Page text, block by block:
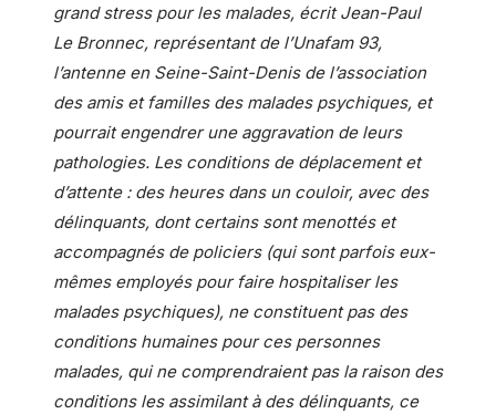
grand stress pour les malades, écrit Jean-Paul
Le Bronnec, représentant de l’Unafam 93,
l’antenne en Seine-Saint-Denis de l’association
des amis et familles des malades psychiques, et
pourrait engendrer une aggravation de leurs
pathologies. Les conditions de déplacement et
d’attente : des heures dans un couloir, avec des
délinquants, dont certains sont menottés et
accompagnés de policiers (qui sont parfois eux-
mêmes employés pour faire hospitaliser les
malades psychiques), ne constituent pas des
conditions humaines pour ces personnes
malades, qui ne comprendraient pas la raison des
conditions les assimilant à des délinquants, ce